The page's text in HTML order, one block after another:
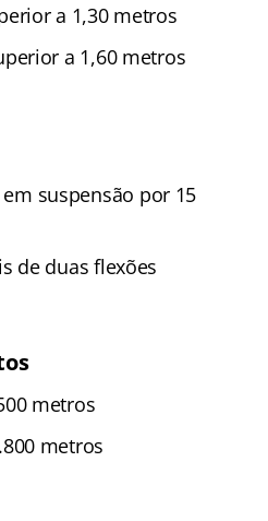
a 1,30 metros
a 1,60 metros
suspensão por 15
de duas flexões
metros
metros